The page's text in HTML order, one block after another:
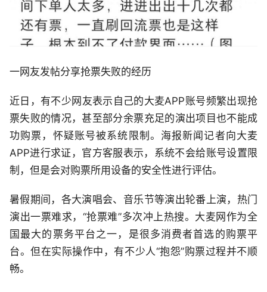
一网友发帖分享抢票失败的经历
近日，有不少网友表示自己的大麦APP账号频繁出现抢
票失败的情况，甚至部分余票充足的演出项目也不能成
功购票，怀疑账号被系统限制。海报新闻记者向大麦
APP进行求证，官方客服表示，系统不会给账号设置限
制，但是会对购票所用设备的安全性进行评估。
暑假期间，各大演唱会、音乐节等演出轮番上演，热门
演出一票难求，“抢票难”多次冲上热搜。大麦网作为全
国最大的票务平台之一，是很多消费者首选的购票平
台。但在实际操作中，有不少人“抱怨”购票过程并不顺
畅。